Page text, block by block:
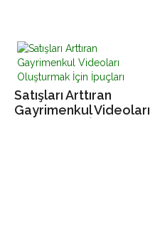
Satışları Arttıran
Gayrimenkul Videoları